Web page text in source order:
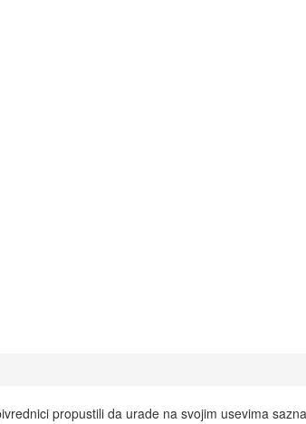
propustili da urade na svojim usevima